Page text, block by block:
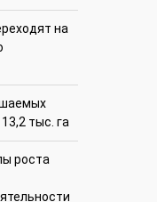
на
тыс. га
роста